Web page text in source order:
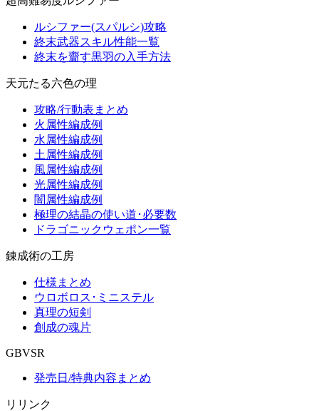
ルシファー(スパルシ)攻略
終末武器スキル性能一覧
終末を齎す黒羽の入手方法
天元たる六色の理
攻略/行動表まとめ
火属性編成例
水属性編成例
土属性編成例
風属性編成例
光属性編成例
闇属性編成例
極理の結晶の使い道･必要数
ドラゴニックウェポン一覧
錬成術の工房
仕様まとめ
ウロボロス･ミニステル
真理の短剣
創成の魂片
GBVSR
発売日/特典内容まとめ
リリンク